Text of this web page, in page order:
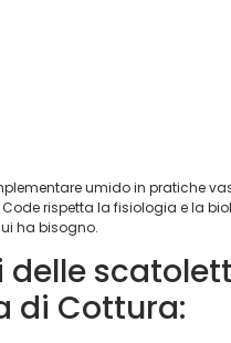
umido in pratiche
rispetta la fisiologia e la
ha bisogno.
di Cottura: